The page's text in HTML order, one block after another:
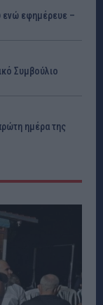
ενώ εφημέρευε –
Συμβούλιο
ημέρα της